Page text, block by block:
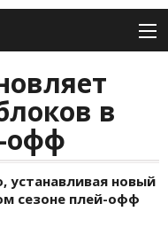
в
офф
новый
сезоне плей-офф